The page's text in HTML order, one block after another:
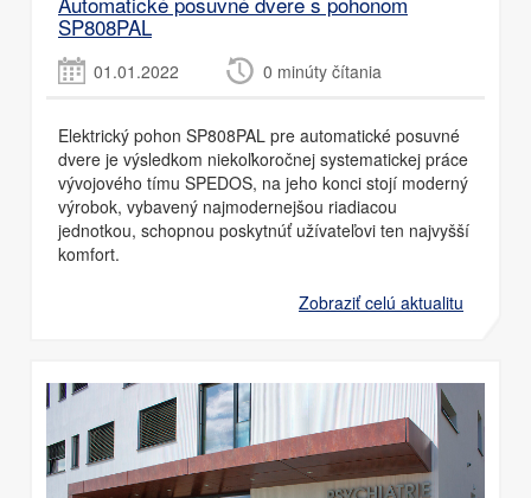
SP808PAL
01.01.2022 0 minúty čítania
Elektrický pohon SP808PAL pre automatické posuvné
dvere je výsledkom niekoľkoročnej systematickej práce
vývojového tímu SPEDOS, na jeho konci stojí moderný
výrobok, vybavený najmodernejšou riadiacou
jednotkou, schopnou poskytnúť užívateľovi ten najvyšší
komfort.
Zobraziť celú aktualitu